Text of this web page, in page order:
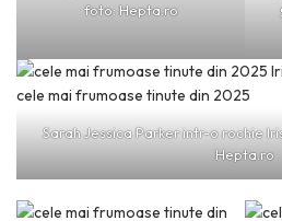
foto: Hepta.ro
Sarah Jessica Parker intr-o rochie
Hepta.ro